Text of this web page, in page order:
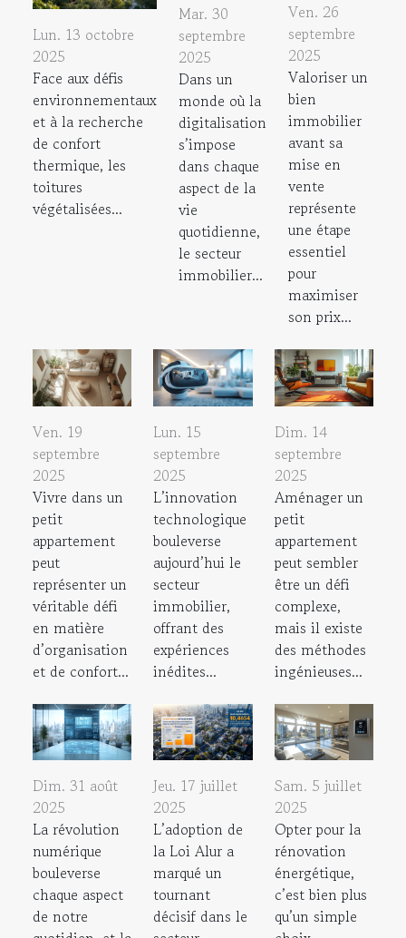
Lun. 13 octobre
2025
Face aux défis
environnementaux
et à la recherche
de confort
thermique, les
toitures
végétalisées...
Mar. 30
septembre
2025
Dans un
monde où la
digitalisation
s’impose
dans chaque
aspect de la
vie
quotidienne,
le secteur
immobilier...
Ven. 26
septembre
2025
Valoriser un
bien
immobilier
avant sa
mise en
vente
représente
une étape
essentiel
pour
maximiser
son prix...
Ven. 19
septembre
2025
Vivre dans un
petit
appartement
peut
représenter un
véritable défi
en matière
d’organisation
et de confort...
Lun. 15
septembre
2025
L’innovation
technologique
bouleverse
aujourd’hui le
secteur
immobilier,
offrant des
expériences
inédites...
Dim. 14
septembre
2025
Aménager un
petit
appartement
peut sembler
être un défi
complexe,
mais il existe
des méthodes
ingénieuses...
Dim. 31 août
2025
La révolution
numérique
bouleverse
chaque aspect
de notre
Jeu. 17 juillet
2025
L’adoption de
la Loi Alur a
marqué un
tournant
décisif dans le
Sam. 5 juillet
2025
Opter pour la
rénovation
énergétique,
c’est bien plus
qu’un simple